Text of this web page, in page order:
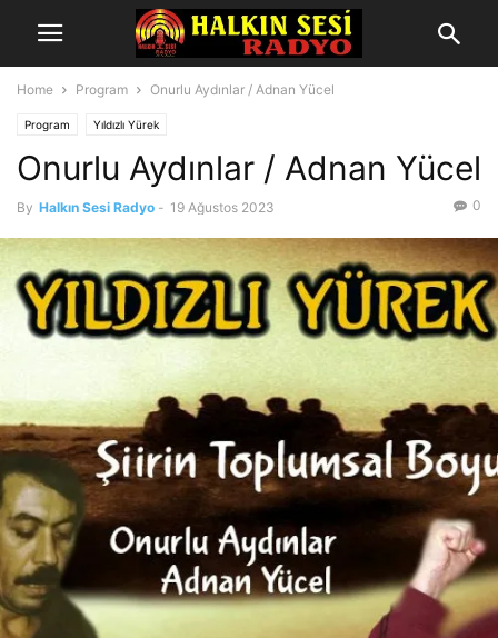
Home Program Onurlu Aydınlar / Adnan Yücel
Program Yıldızlı Yürek
Onurlu Aydınlar / Adnan Yücel
By Halkın Sesi Radyo - 19 Ağustos 2023 0